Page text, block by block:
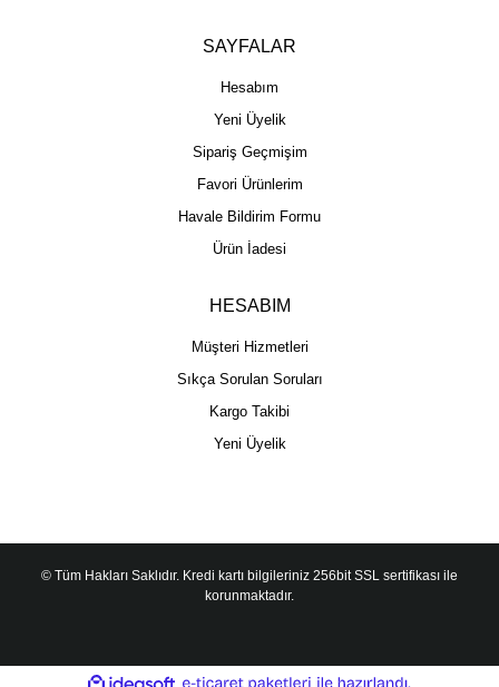
SAYFALAR
Hesabım
Yeni Üyelik
Sipariş Geçmişim
Favori Ürünlerim
Havale Bildirim Formu
Ürün İadesi
HESABIM
Müşteri Hizmetleri
Sıkça Sorulan Soruları
Kargo Takibi
Yeni Üyelik
© Tüm Hakları Saklıdır. Kredi kartı bilgileriniz 256bit SSL sertifikası ile
korunmaktadır.
ideasoft e-